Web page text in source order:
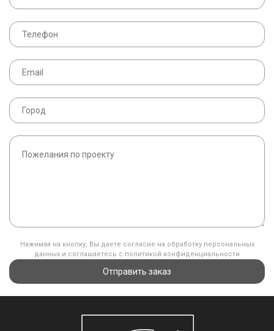
Нажимая на кнопку, Вы даете согласие на обработку персональных
данных и соглашаетесь с политикой конфиденциальности
Отправить заказ